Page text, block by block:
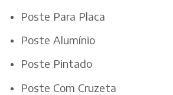
Poste Para Placa
Poste Alumínio
Poste Pintado
Poste Com Cruzeta